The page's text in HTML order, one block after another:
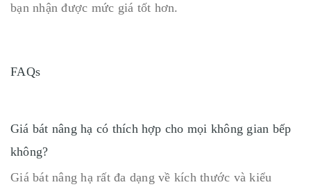
bạn nhận được mức giá tốt hơn.
FAQs
Giá bát nâng hạ có thích hợp cho mọi không gian bếp
không?
Giá bát nâng hạ rất đa dạng về kích thước và kiểu